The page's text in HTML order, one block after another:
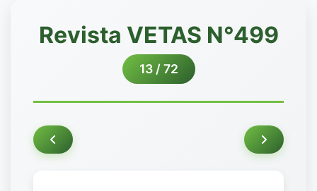
Revista VETAS N°499
13 / 72